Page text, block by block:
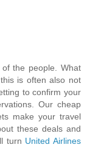
the people. What
is often also not
to confirm your
Our cheap
make your travel
these deals and
turn United Airlines